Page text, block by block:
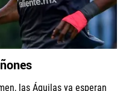
las Águilas ya esperan